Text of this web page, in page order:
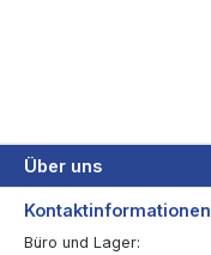
Über uns
Kontaktinformationen
Büro und Lager: